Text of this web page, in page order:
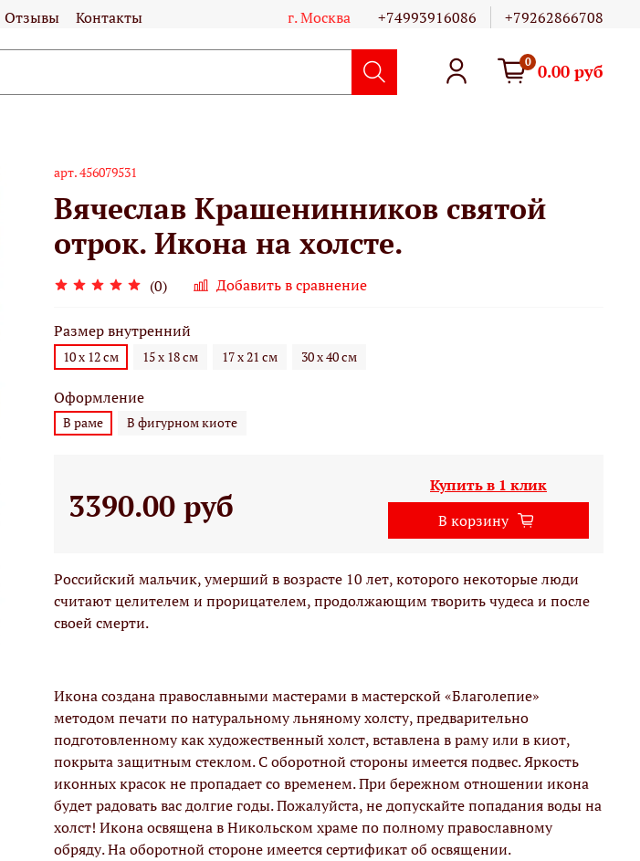
Отзывы Контакты г. Москва +74993916086 +79262866708
0 0.00 руб
арт.456079531
Вячеслав Крашенинников святой
отрок. Икона на холсте.
(0) Добавить в сравнение
Размер внутренний
10 х 12 см 15 х 18 см 17 х 21 см 30 х 40 см
Оформление
В раме В фигурном киоте
3390.00 руб
Купить в 1 клик
В корзину
Российский мальчик, умерший в возрасте 10 лет, которого некоторые люди
считают целителем и прорицателем, продолжающим творить чудеса и после
своей смерти.
Икона создана православными мастерами в мастерской «Благолепие»
методом печати по натуральному льняному холсту, предварительно
подготовленному как художественный холст, вставлена в раму или в киот,
покрыта защитным стеклом. С оборотной стороны имеется подвес. Яркость
иконных красок не пропадает со временем. При бережном отношении икона
будет радовать вас долгие годы. Пожалуйста, не допускайте попадания воды на
холст! Икона освящена в Никольском храме по полному православному
обряду. На оборотной стороне имеется сертификат об освящении.